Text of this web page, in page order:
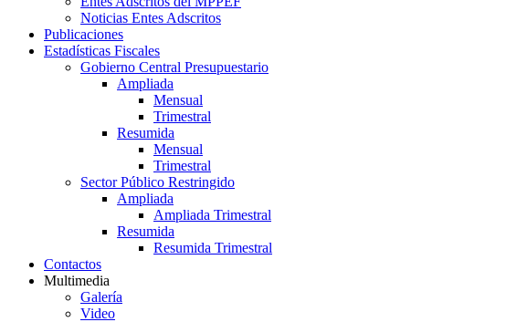
Noticias Entes Adscritos
Publicaciones
Estadísticas Fiscales
Gobierno Central Presupuestario
Ampliada
Mensual
Trimestral
Resumida
Mensual
Trimestral
Sector Público Restringido
Ampliada
Ampliada Trimestral
Resumida
Resumida Trimestral
Contactos
Multimedia
Galería
Video